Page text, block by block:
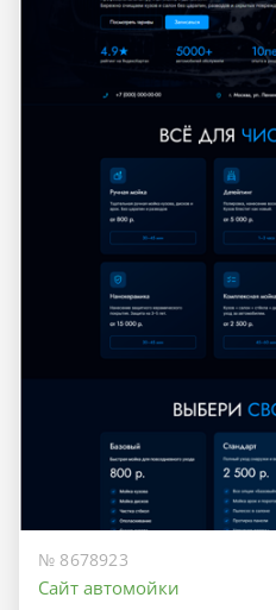
№ 8678923
Сайт автомойки